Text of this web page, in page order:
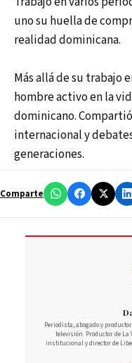
uno su huella de
realidad dominicana.
Más allá de su trabajo
hombre activo en la
dominicano.
internacional y
generaciones.
Comparte
Periodista, abogado y
televisión. Productor de
institucional y director de